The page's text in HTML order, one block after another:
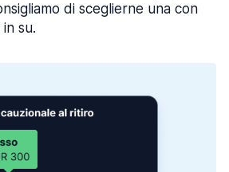
di sceglierne una con
su.